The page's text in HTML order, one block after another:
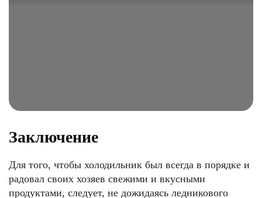
Заключение
Для того, чтобы холодильник был всегда в порядке и
радовал своих хозяев свежими и вкусными
продуктами, следует, не дожидаясь ледникового